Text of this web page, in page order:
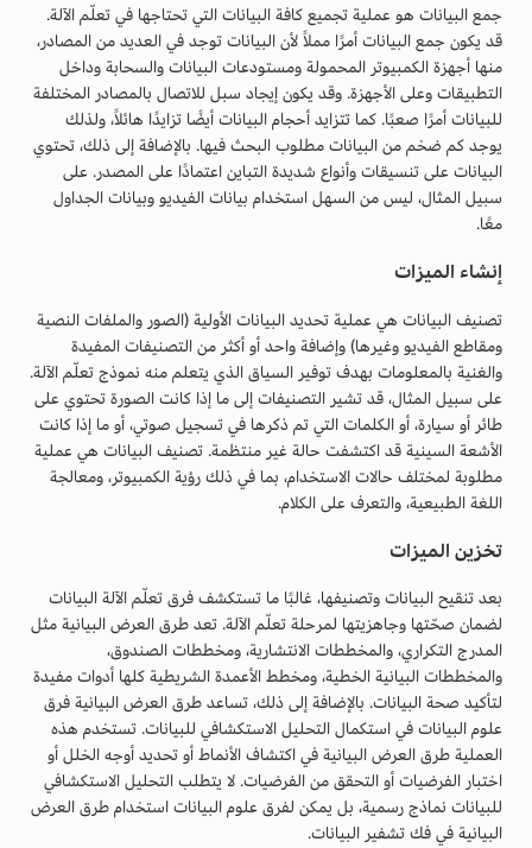
جمع البيانات هو عملية تجميع كافة البيانات التي تحتاجها في تعلّم الآلة.
قد يكون جمع البيانات أمرًا مملاً لأن البيانات توجد في العديد من المصادر،
منها أجهزة الكمبيوتر المحمولة ومستودعات البيانات والسحابة وداخل
التطبيقات وعلى الأجهزة. وقد يكون إيجاد سبل للاتصال بالمصادر المختلفة
للبيانات أمرًا صعبًا. كما تتزايد أحجام البيانات أيضًا تزايدًا هائلاً، ولذلك
يوجد كم ضخم من البيانات مطلوب البحث فيها. بالإضافة إلى ذلك، تحتوي
البيانات على تنسيقات وأنواع شديدة التباين اعتمادًا على المصدر. على
سبيل المثال، ليس من السهل استخدام بيانات الفيديو وبيانات الجداول
معًا.
إنشاء الميزات
تصنيف البيانات هي عملية تحديد البيانات الأولية (الصور والملفات النصية
ومقاطع الفيديو وغيرها) وإضافة واحد أو أكثر من التصنيفات المفيدة
والغنية بالمعلومات بهدف توفير السياق الذي يتعلم منه نموذج تعلّم الآلة.
على سبيل المثال، قد تشير التصنيفات إلى ما إذا كانت الصورة تحتوي على
طائر أو سيارة، أو الكلمات التي تم ذكرها في تسجيل صوتي، أو ما إذا كانت
الأشعة السينية قد اكتشفت حالة غير منتظمة. تصنيف البيانات هي عملية
مطلوبة لمختلف حالات الاستخدام، بما في ذلك رؤية الكمبيوتر، ومعالجة
اللغة الطبيعية، والتعرف على الكلام.
تخزين الميزات
بعد تنقيح البيانات وتصنيفها، غالبًا ما تستكشف فرق تعلّم الآلة البيانات
لضمان صحّتها وجاهزيتها لمرحلة تعلّم الآلة. تعد طرق العرض البيانية مثل
المدرج التكراري، والمخططات الانتشارية، ومخططات الصندوق،
والمخططات البيانية الخطية، ومخطط الأعمدة الشريطية كلها أدوات مفيدة
لتأكيد صحة البيانات. بالإضافة إلى ذلك، تساعد طرق العرض البيانية فرق
علوم البيانات في استكمال التحليل الاستكشافي للبيانات. تستخدم هذه
العملية طرق العرض البيانية في اكتشاف الأنماط أو تحديد أوجه الخلل أو
اختبار الفرضيات أو التحقق من الفرضيات. لا يتطلب التحليل الاستكشافي
للبيانات نماذج رسمية، بل يمكن لفرق علوم البيانات استخدام طرق العرض
البيانية في فك تشفير البيانات.